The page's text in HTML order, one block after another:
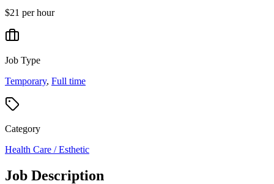
$21 per hour
Job Type
Temporary, Full time
Category
Health Care / Esthetic
Job Description